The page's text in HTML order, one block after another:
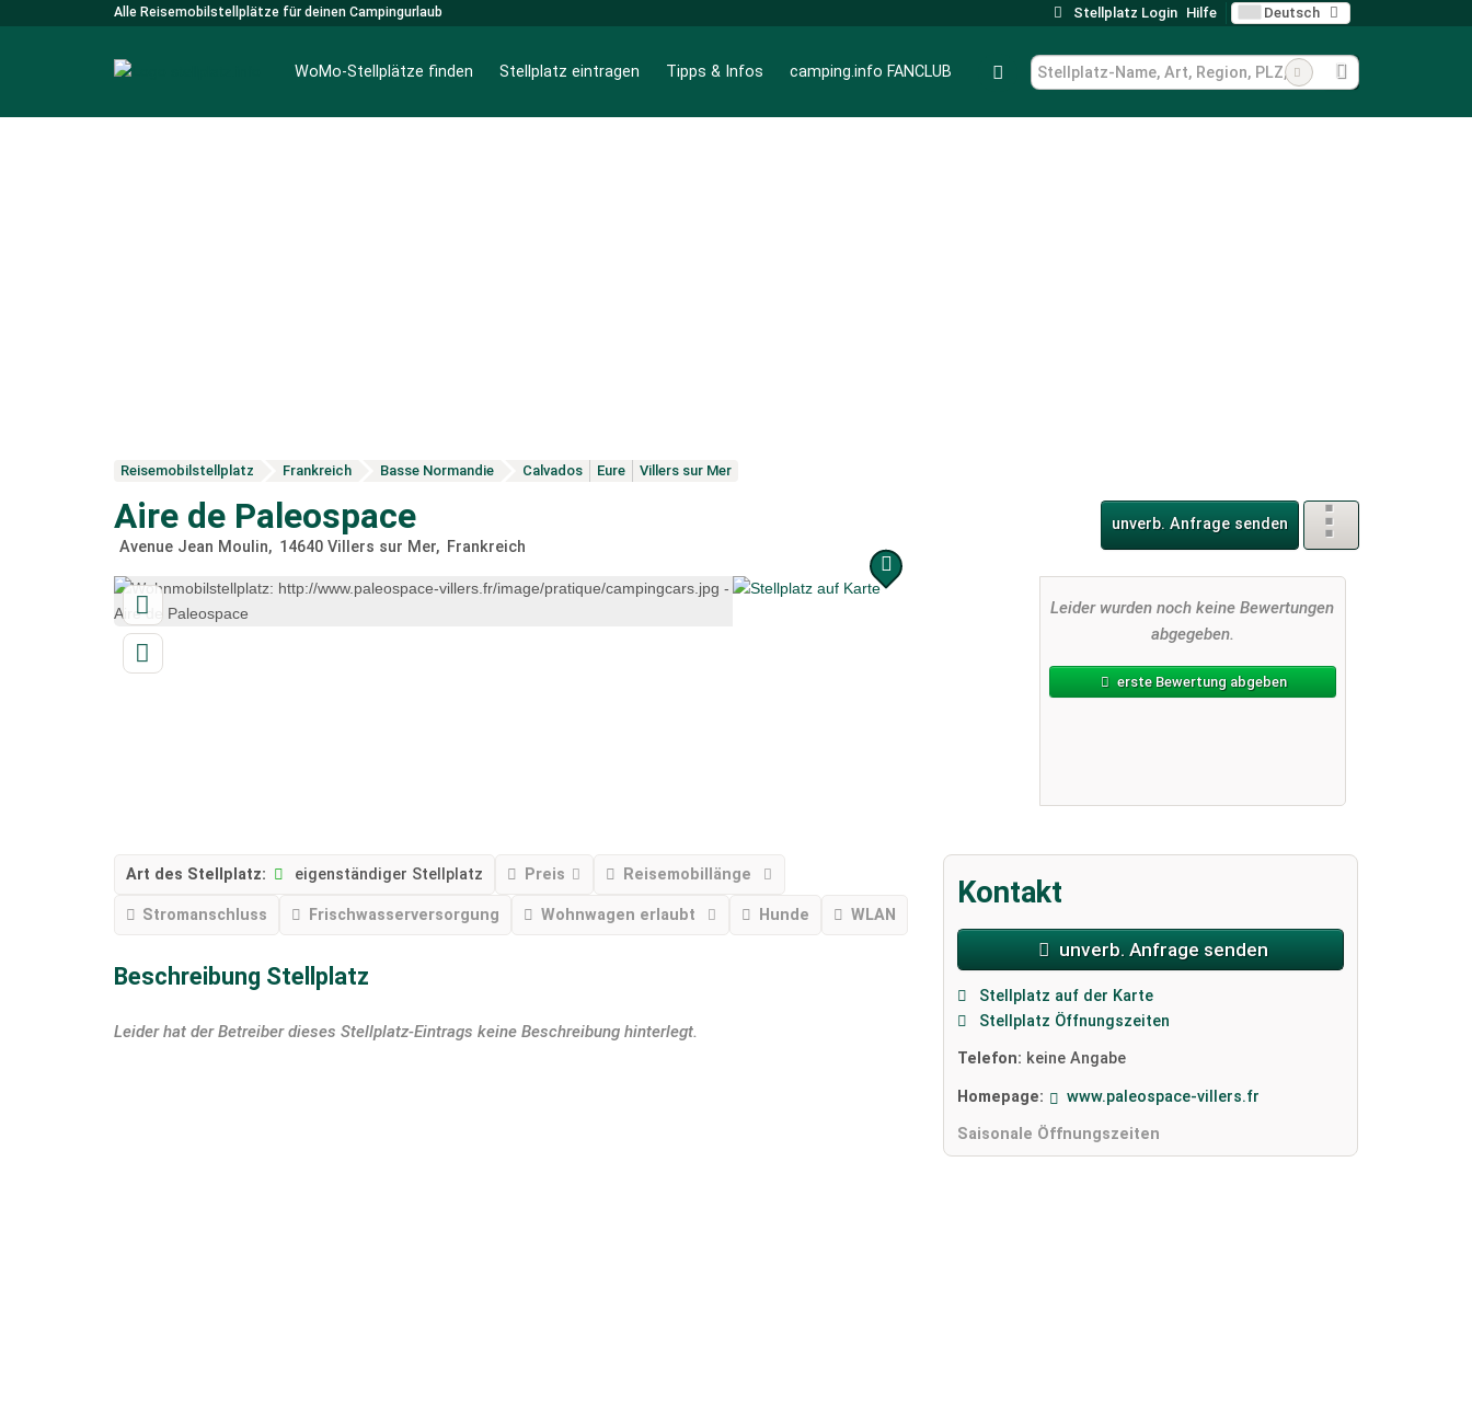
Alle Reisemobilstellplätze für deinen Campingurlaub Stellplatz Login Hilfe Deutsch
WoMo-Stellplätze finden Stellplatz eintragen Tipps & Infos camping.info FANCLUB
Reisemobilstellplatz Frankreich Basse Normandie Calvados Eure Villers sur Mer
Aire de Paleospace
Avenue Jean Moulin 14640 Villers sur Mer Frankreich
unverb. Anfrage senden
Leider wurden noch keine Bewertungen
abgegeben.
erste Bewertung abgeben
Art des Stellplatz: eigenständiger Stellplatz Preis Reisemobillänge
Stromanschluss Frischwasserversorgung Wohnwagen erlaubt Hunde WLAN
Beschreibung Stellplatz
Leider hat der Betreiber dieses Stellplatz-Eintrags keine Beschreibung hinterlegt.
Kontakt
unverb. Anfrage senden
Stellplatz auf der Karte
Stellplatz Öffnungszeiten
Telefon: keine Angabe
Homepage: www.paleospace-villers.fr
Saisonale Öffnungszeiten